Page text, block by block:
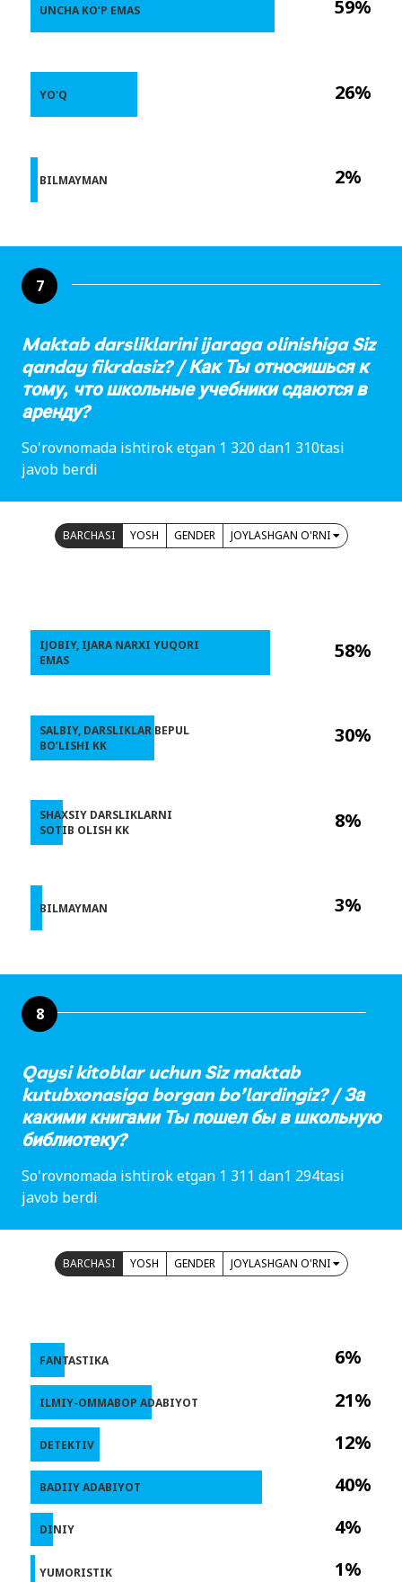
59%
26%
2%
UNCHA KO’P EMAS
YO'Q
BILMAYMAN
7
Maktab darsliklarini ijaraga olinishiga Siz
qanday fikrdasiz? / Как Ты относишься к
тому, что школьные учебники сдаются в
аренду?
So'rovnomada ishtirok etgan 1 320 dan1 310tasi
javob berdi
BARCHASI YOSH GENDER JOYLASHGAN O'RNI
58%
30%
8%
3%
IJOBIY, IJARA NARXI YUQORI
EMAS
SALBIY, DARSLIKLAR BEPUL
BO’LISHI KK
SHAXSIY DARSLIKLARNI
SOTIB OLISH KK
BILMAYMAN
8
Qaysi kitoblar uchun Siz maktab
kutubxonasiga borgan bo’lardingiz? / За
какими книгами Ты пошел бы в школьную
библиотеку?
So'rovnomada ishtirok etgan 1 311 dan1 294tasi
javob berdi
BARCHASI YOSH GENDER JOYLASHGAN O'RNI
6%
21%
12%
40%
4%
1%
FANTASTIKA
ILMIY-OMMABOP ADABIYOT
DETEKTIV
BADIIY ADABIYOT
DINIY
YUMORISTIK